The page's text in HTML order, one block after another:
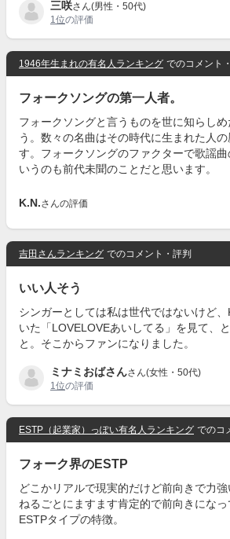
三咲さん(男性・50代)
1位の評価
1946年生まれの有名人ランキング でのコメント
フォークソングの第一人者。
フォークソングと言うものを世に知らし
う。数々の名曲はその時代に生まれた人
す。フォークソングのファクターで歌謡
いうのも前代未聞のことだと思います。
K.N.さんの評価
吉田さんランキング でのコメント・評判
いい人そう
シンガーとしては私は世代ではないけど
いた「LOVELOVEあいしてる」を見て、
と。そこからファンになりました。
ミナミおばさんさん(女性・50代)
1位の評価
ESTP（起業家）っぽい有名人ランキング でのコ
フォーク界のESTP
どこかリアルで現実的だけど前向きで力
ねるごとにますます肯定的で前向きになっ
ESTPタイプの特徴。